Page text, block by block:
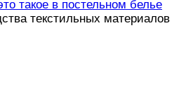
такое в постельном белье
текстильных материалов